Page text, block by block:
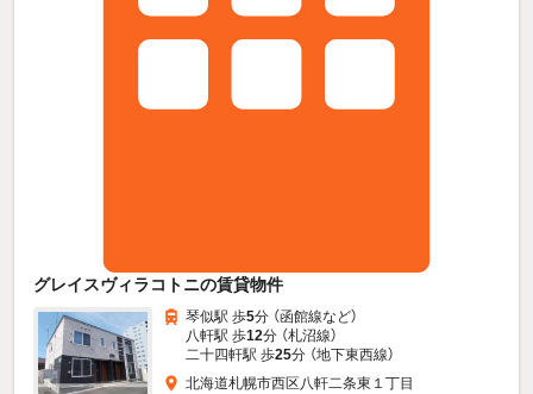
グレイスヴィラコトニの賃貸物件
琴似駅 歩5分 （函館線など）
八軒駅 歩12分 （札沼線）
二十四軒駅 歩25分 （地下東西線）
北海道札幌市西区八軒二条東１丁目